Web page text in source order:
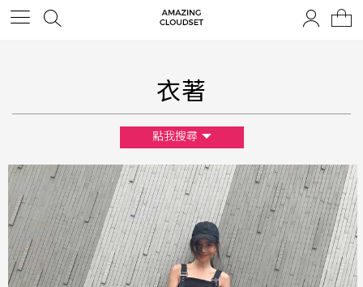
衣著
點我搜尋
尺寸
XS S M L F
顏色